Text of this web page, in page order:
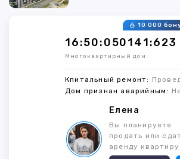
16:50:050141:623
10 000
Многоквартирный дом
Кпитальный ремонт:
Дом признан аварийным:
Елена
Вы планируете
продать или
аренду квартиру